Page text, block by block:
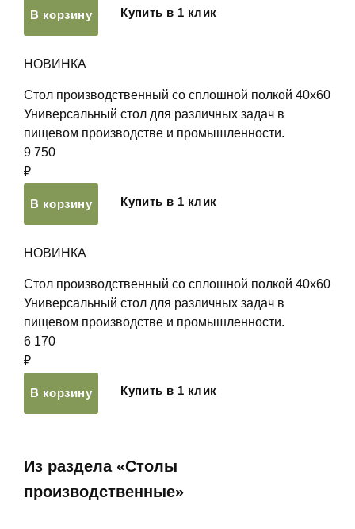
В корзину Купить в 1 клик
НОВИНКА
Стол производственный со сплошной полкой 40х60
Универсальный стол для различных задач в
пищевом производстве и промышленности.
9 750
₽
В корзину Купить в 1 клик
НОВИНКА
Стол производственный со сплошной полкой 40х60
Универсальный стол для различных задач в
пищевом производстве и промышленности.
6 170
₽
В корзину Купить в 1 клик
Из раздела «Столы
производственные»